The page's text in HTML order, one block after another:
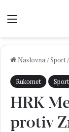
Izbornik
Naslovna/Sport/
Rukomet Sport
HRK
protiv